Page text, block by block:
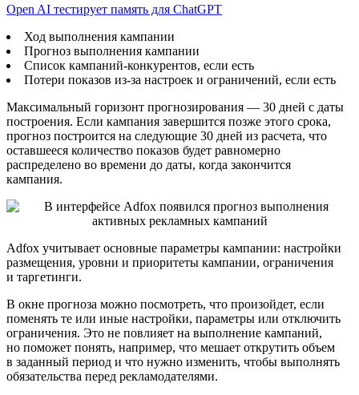
Open AI тестирует память для ChatGPT
Ход выполнения кампании
Прогноз выполнения кампании
Список кампаний-конкурентов, если есть
Потери показов из-за настроек и ограничений, если есть
Максимальный горизонт прогнозирования — 30 дней с даты
построения. Если кампания завершится позже этого срока,
прогноз построится на следующие 30 дней из расчета, что
оставшееся количество показов будет равномерно
распределено во времени до даты, когда закончится
кампания.
Adfox учитывает основные параметры кампании: настройки
размещения, уровни и приоритеты кампании, ограничения
и таргетинги.
В окне прогноза можно посмотреть, что произойдет, если
поменять те или иные настройки, параметры или отключить
ограничения. Это не повлияет на выполнение кампаний,
но поможет понять, например, что мешает открутить объем
в заданный период и что нужно изменить, чтобы выполнять
обязательства перед рекламодателями.